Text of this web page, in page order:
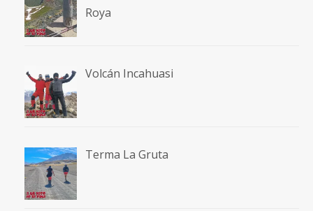
Roya
Volcán Incahuasi
Terma La Gruta